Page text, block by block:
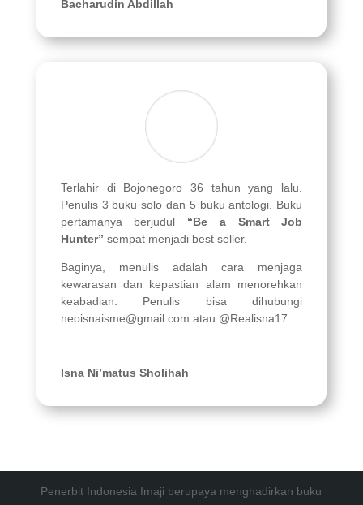
Bacharudin Abdillah
Terlahir di Bojonegoro 36 tahun yang lalu.
Penulis 3 buku solo dan 5 buku antologi. Buku
pertamanya berjudul “Be a Smart Job
Hunter” sempat menjadi best seller.
Baginya, menulis adalah cara menjaga
kewarasan dan kepastian alam menorehkan
keabadian. Penulis bisa dihubungi
neoisnaisme@gmail.com atau @Realisna17.
Isna Ni’matus Sholihah
Penerbit Indonesia Imaji berupaya menghadirkan buku